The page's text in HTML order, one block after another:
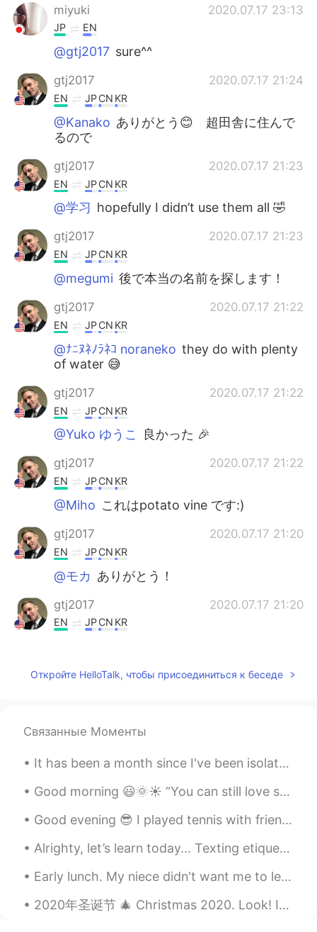
miyuki
2020.07.17 23:13
JP EN
@gtj2017 sure^^
gtj2017 2020.07.17 21:24
EN JPCN KR
@Kanako ありがとう😊 超田舎に住んで
るので
gtj2017 2020.07.17 21:23
EN JPCN KR
@学习 hopefully I didn’t use them all 🤣
gtj2017 2020.07.17 21:23
EN JPCN KR
@megumi 後で本当の名前を探します！
gtj2017 2020.07.17 21:22
EN JPCN KR
@ﾅﾆﾇﾈﾉﾗﾈｺ noraneko they do with plenty
of water 😅
gtj2017 2020.07.17 21:22
EN JPCN KR
@Yuko ゆうこ 良かった 🎉
gtj2017 2020.07.17 21:22
EN JPCN KR
@Miho これはpotato vine です:)
gtj2017 2020.07.17 21:20
EN JPCN KR
@モカ ありがとう！
gtj2017 2020.07.17 21:20
EN JPCN KR
Kanako 2020.07.17 03:08
いるし。
学习 2020.07.17 01:36
你充分调动了聪明的脑细胞，干得好！😜😄
JP EN
何の植物を植えましたか😊？
ﾅﾆﾇﾈﾉﾗﾈｺ noraneko 2020.07.17 01:12
Откройте HelloTalk, чтобы присоединиться к беседе
Связанные Моменты
It has been a month since I've been isolated at home and I've been super lazy... This is a before...
Good morning 😃🌞☀️ “You can still love someone but know that you can’t be with them” I think i...
Good evening 😎 I played tennis with friends today 🎾 It was so hot though 92°F/33°C 🥵 How is your...
Alrighty, let’s learn today... Texting etiquette 发短信礼节 -try not to text in all capitalized letter...
Early lunch. My niece didn't want me to leave to cook so she tried to sleep while I cooked hahah...
2020年圣诞节 🎄 Christmas 2020. Look! It’s sunny! It’s a sunny day today 🌞 Early Christmas present 🎁 ...